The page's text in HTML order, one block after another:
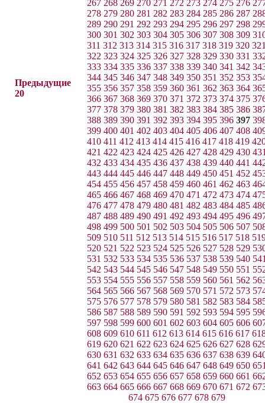
Предыдущие
20
267 268 269 270 271 272 273 274 275 276
278 279 280 281 282 283 284 285 286 287
289 290 291 292 293 294 295 296 297 298
300 301 302 303 304 305 306 307 308 309
311 312 313 314 315 316 317 318 319 320
322 323 324 325 326 327 328 329 330 331
333 334 335 336 337 338 339 340 341 342
344 345 346 347 348 349 350 351 352 353
355 356 357 358 359 360 361 362 363 364
366 367 368 369 370 371 372 373 374 375
377 378 379 380 381 382 383 384 385 386
388 389 390 391 392 393 394 395 396 397
399 400 401 402 403 404 405 406 407 408
410 411 412 413 414 415 416 417 418 419
421 422 423 424 425 426 427 428 429 430
432 433 434 435 436 437 438 439 440 441
443 444 445 446 447 448 449 450 451 452
454 455 456 457 458 459 460 461 462 463
465 466 467 468 469 470 471 472 473 474
476 477 478 479 480 481 482 483 484 485
487 488 489 490 491 492 493 494 495 496
498 499 500 501 502 503 504 505 506 507
509 510 511 512 513 514 515 516 517 518
520 521 522 523 524 525 526 527 528 529
531 532 533 534 535 536 537 538 539 540
542 543 544 545 546 547 548 549 550 551
553 554 555 556 557 558 559 560 561 562
564 565 566 567 568 569 570 571 572 573
575 576 577 578 579 580 581 582 583 584
586 587 588 589 590 591 592 593 594 595
597 598 599 600 601 602 603 604 605 606
608 609 610 611 612 613 614 615 616 617
619 620 621 622 623 624 625 626 627 628
630 631 632 633 634 635 636 637 638 639
641 642 643 644 645 646 647 648 649 650
652 653 654 655 656 657 658 659 660 661
663 664 665 666 667 668 669 670 671 672
674 675 676 677 678 679